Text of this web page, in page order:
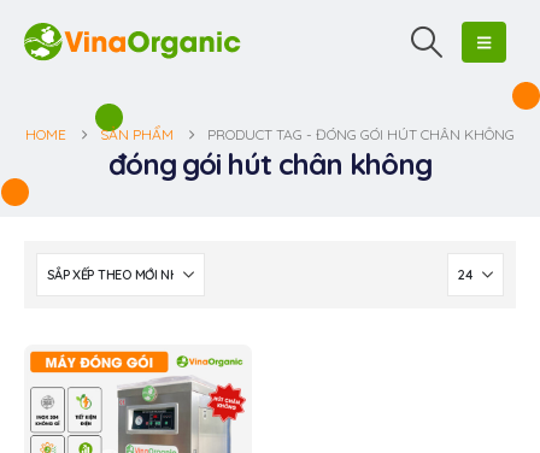
HOME SẢN PHẨM PRODUCT TAG - ĐÓNG GÓI HÚT CHÂN KHÔNG
đóng gói hút chân không